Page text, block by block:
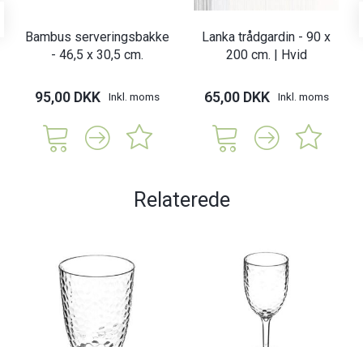
Bambus serveringsbakke
- 46,5 x 30,5 cm.
95,00 DKK Inkl. moms
Lanka trådgardin - 90 x
200 cm. | Hvid
65,00 DKK Inkl. moms
Relaterede